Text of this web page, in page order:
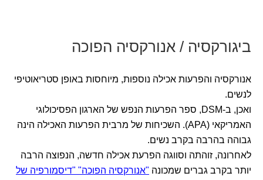
ביגורקסיה / אנורקסיה הפוכה
אנורקסיה והפרעות אכילה נוספות, מיוחסות באופן סטריאוטיפי
לנשים.
ואכן, ב-DSM, ספר הפרעות הנפש של הארגון הפסיכולוגי
האמריקאי (APA). השכיחות של מרבית הפרעות האכילה הינה
גבוהה בהרבה בקרב נשים.
לאחרונה, זוהתה וסווגה הפרעת אכילה חדשה, הנפוצה הרבה
יותר בקרב גברים שמכונה "אנורקסיה הפוכה" "דיסמורפיה של